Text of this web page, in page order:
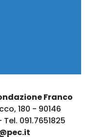
Franco
180 - 90146
091.7651825